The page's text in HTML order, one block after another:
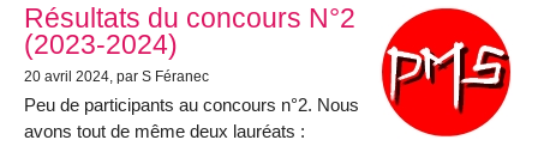
Résultats du concours N°2
(2023-2024)
20 avril 2024, par S Féranec
Peu de participants au concours n°2. Nous
avons tout de même deux lauréats :